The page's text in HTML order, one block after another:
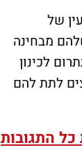
של
מבחינה
לכינון
לתת להם
התגובות